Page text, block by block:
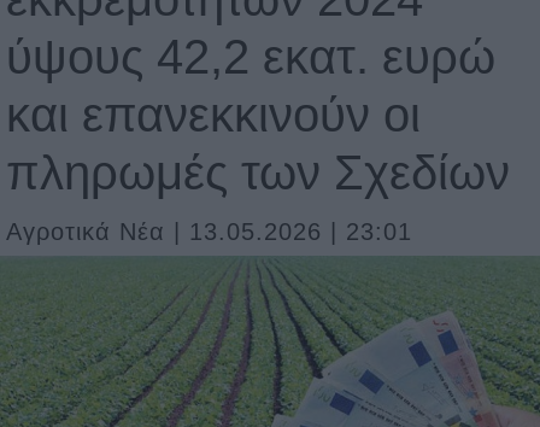
ύψους 42,2 εκατ. ευρώ
και επανεκκινούν οι
πληρωμές των Σχεδίων
Αγροτικά Νέα | 13.05.2026 | 23:01